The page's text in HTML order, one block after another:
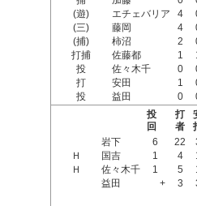
(遊)
エチェバリア 4
(三)
藤岡 4
(捕)
柿沼 2
打捕
佐藤都 1
投
佐々木千 0
打
安田 1
投
益田 0
投
回
打
者
岩下
6 22
Ｈ
国吉 1 4
Ｈ
佐々木千 1 5
益田
+ 3